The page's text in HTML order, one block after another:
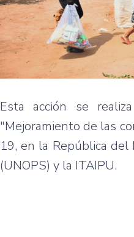
Esta acción se
"Mejoramiento de las
19, en la República del
(UNOPS) y la ITAIPU.